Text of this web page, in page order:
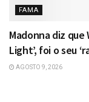
FAMA
Madonna diz
Light’, foi o seu
AGOSTO 9, 2026